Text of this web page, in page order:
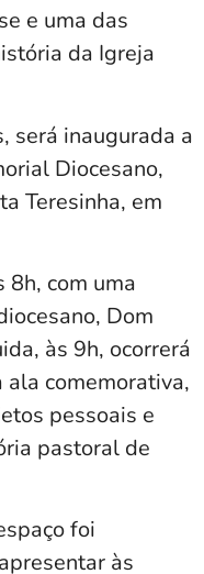
e uma das
da Igreja
será inaugurada a
Diocesano,
Teresinha, em
8h, com uma
Dom
às 9h, ocorrerá
comemorativa,
pessoais e
pastoral de
foi
às